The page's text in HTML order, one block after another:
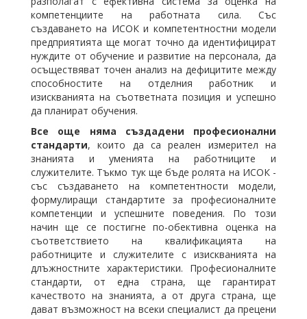
компетенциите на работната сила. Със
създаването на ИСОК и компетентностни модели
предприятията ще могат точно да идентифицират
нуждите от обучение и развитие на персонала, да
осъществяват точен анализ на дефицитите между
способностите на отделния работник и
изискванията на съответната позиция и успешно
да планират обучения.
Все още няма създадени професионални
стандарти, които да са реален измерител на
знанията и уменията на работниците и
служителите. Тъкмо тук ще бъде ролята на ИСОК -
със създаването на компетентности модели,
формулиращи стандартите за професионалните
компетенции и успешните поведения. По този
начин ще се постигне по-обективна оценка на
съответствието на квалификацията на
работниците и служителите с изискванията на
длъжностните характеристики. Професионалните
стандарти, от една страна, ще гарантират
качеството на знанията, а от друга страна, ще
дават възможност на всеки специалист да прецени